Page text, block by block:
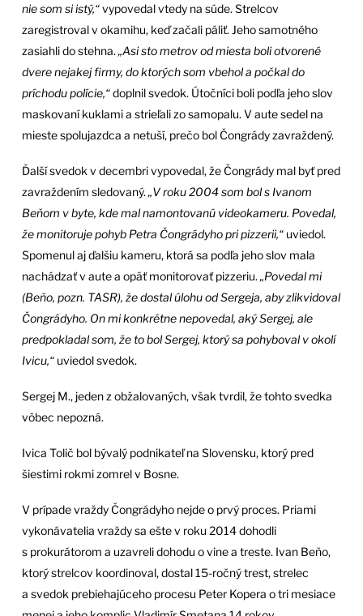
nie som si istý,“vypovedal vtedy na súde. Strelcov
zaregistroval v okamihu, keď začali páliť. Jeho samotného
zasiahli do stehna. „Asi sto metrov od miesta boli otvorené
dvere nejakej firmy, do ktorých som vbehol a počkal do
príchodu polície,“doplnil svedok. Útočníci boli podľa jeho slov
maskovaní kuklami a strieľali zo samopalu. V aute sedel na
mieste spolujazdca a netuší, prečo bol Čongrády zavraždený.
Ďalší svedok v decembri vypovedal, že Čongrády mal byť pred
zavraždením sledovaný. „V roku 2004 som bol s Ivanom
Beňom v byte, kde mal namontovanú videokameru. Povedal,
že monitoruje pohyb Petra Čongrádyho pri pizzerii,“ uviedol.
Spomenul aj ďalšiu kameru, ktorá sa podľa jeho slov mala
nachádzať v aute a opäť monitorovať pizzeriu. „Povedal mi
(Beňo, pozn. TASR), že dostal úlohu od Sergeja, aby zlikvidoval
Čongrádyho. On mi konkrétne nepovedal, aký Sergej, ale
predpokladal som, že to bol Sergej, ktorý sa pohyboval v okolí
Ivicu,“uviedol svedok.
Sergej M., jeden z obžalovaných, však tvrdil, že tohto svedka
vôbec nepozná.
Ivica Tolič bol bývalý podnikateľ na Slovensku, ktorý pred
šiestimi rokmi zomrel v Bosne.
V prípade vraždy Čongrádyho nejde o prvý proces. Priami
vykonávatelia vraždy sa ešte v roku 2014 dohodli
s prokurátorom a uzavreli dohodu o vine a treste. Ivan Beňo,
ktorý strelcov koordinoval, dostal 15-ročný trest, strelec
a svedok prebiehajúceho procesu Peter Kopera o tri mesiace